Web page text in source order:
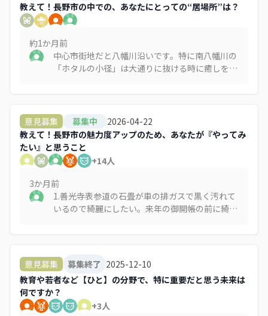
教えて！長野市の中での、あなたにとっての“居場所”は？
約1か月前
中心市街地だと八幡川沿いです。特に南八幡川の
「ホタルの小径」は大通りに抜ける時に癒しを求
後の街づくりとして用水の開放・整備を進めて、
歩いて楽しい（そして癒される）市街地になって
ほしいです。
意見募集 募集中
2026-04-22
教えて！長野市の魅力度アップのため、あなたが『やってみ
たい』と思うこと
+14人
3か月前
1.善光寺表参道の石畳が車の排ガスで黒く汚れて
いるので綺麗にしたい。来年の御開帳の前に綺麗
車場が直接見えないようにしたい。 長野市も表
参道にはデザインコードを設けて私有地だとして
も一定の指導をしてほしい（デザインコードに沿
った建物には補助金を出す） 3.インバウンド客
に向けて長野駅前の路地の魅力を発信したい。ま
意見募集 募集終了 2025-12-10
教育や若者など【ひと】の分野で、特に重要だと思う未来は
何ですか？
+3人